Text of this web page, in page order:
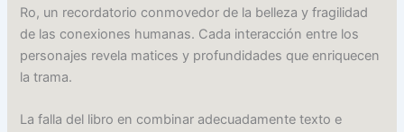
Ro, un recordatorio conmovedor de la belleza y fragilidad
de las conexiones humanas. Cada interacción entre los
personajes revela matices y profundidades que enriquecen
la trama.
La falla del libro en combinar adecuadamente texto e